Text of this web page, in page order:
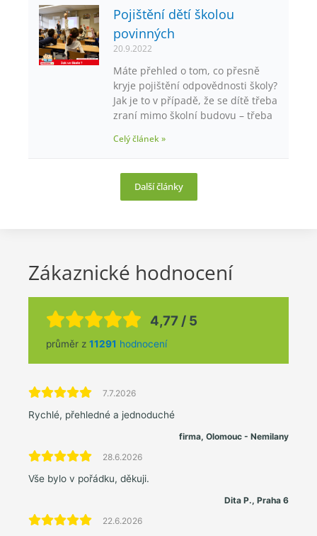
Pojištění dětí školou
povinných
20.9.2022
Máte přehled o tom, co přesně
kryje pojištění odpovědnosti školy?
Jak je to v případě, že se dítě třeba
zraní mimo školní budovu – třeba
Celý článek »
Další články
Zákaznické hodnocení
4,77 / 5
průměr z 11291 hodnocení
7.7.2026
Rychlé, přehledné a jednoduché
firma, Olomouc - Nemilany
28.6.2026
Vše bylo v pořádku, děkuji.
Dita P., Praha 6
22.6.2026